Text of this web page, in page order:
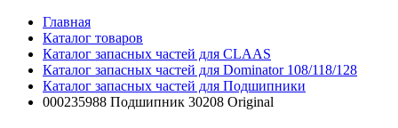
Главная
Каталог товаров
Каталог запасных частей для CLAAS
Каталог запасных частей для Dominator 108/118/128
Каталог запасных частей для Подшипники
000235988 Подшипник 30208 Original